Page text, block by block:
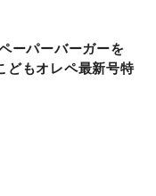
ーパーバーガーを
どもオレペ最新号特